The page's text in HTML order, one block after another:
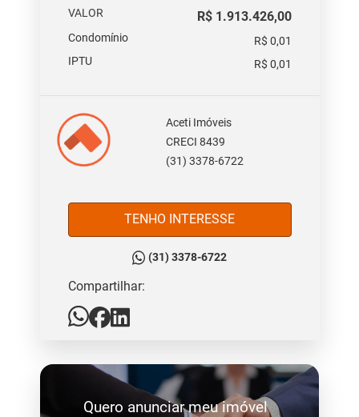
VALOR R$ 1.913.426,00
Condomínio
R$ 0,01
IPTU
R$ 0,01
Aceti Imóveis
CRECI 8439
(31) 3378-6722
TENHO INTERESSE
(31) 3378-6722
Compartilhar:
Quero anunciar meu imóvel